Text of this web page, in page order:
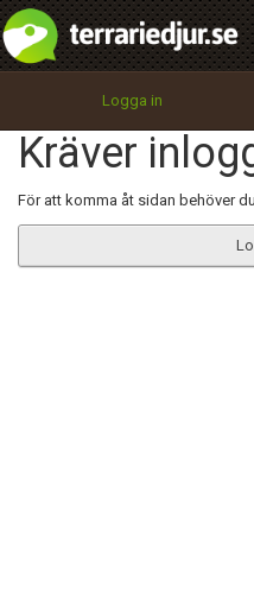
Logga in
Kräver
För att komma åt sidan behöver
integritetspolicy
Namn:
Epost:
Begär nytt lösenord